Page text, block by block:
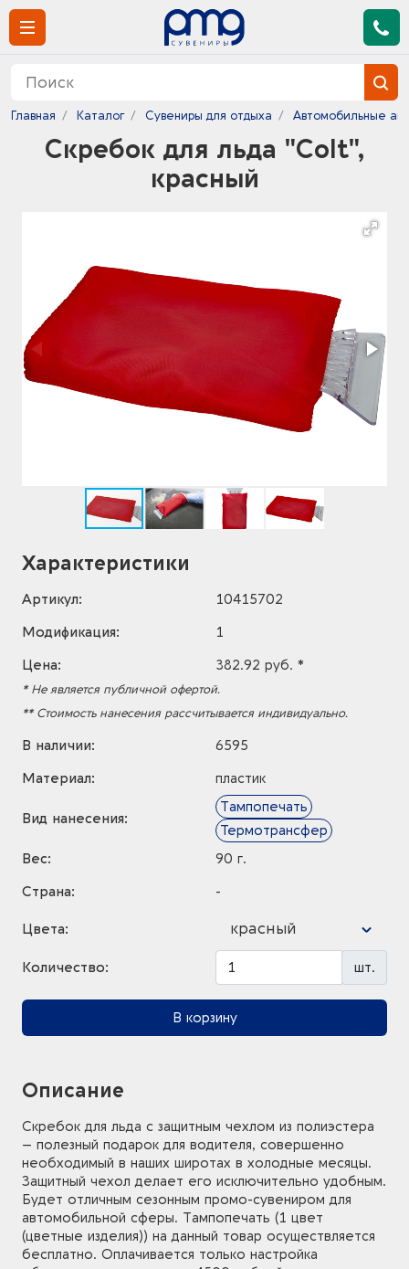
Главная Каталог Сувениры для отдыха Автомобильные
Скребок для льда "Colt",
красный
Характеристики
Артикул:
10415702
Модификация:
1
Цена:
382.92 руб. *
* Не является публичной офертой.
** Стоимость нанесения рассчитывается индивидуально.
В наличии:
6595
Материал:
пластик
Вид нанесения:
Тампопечать
Термотрансфер
Вес:
90 г.
Страна:
-
Цвета: красный
Количество: шт.
В корзину
Описание
Скребок для льда с защитным чехлом из полиэстера
– полезный подарок для водителя, совершенно
необходимый в наших широтах в холодные месяцы.
Защитный чехол делает его исключительно удобным.
Будет отличным сезонным промо-сувениром для
автомобильной сферы. Тампопечать (1 цвет
(цветные изделия)) на данный товар осуществляется
бесплатно. Оплачивается только настройка